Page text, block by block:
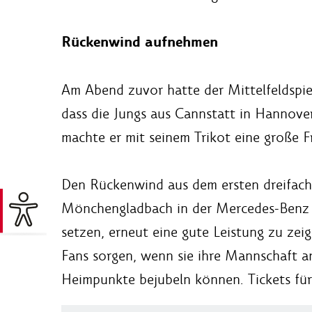
Rückenwind aufnehmen
Am Abend zuvor hatte der
dass die Jungs aus Cannstatt in
machte er mit seinem Trikot eine große
Den Rückenwind aus dem ersten
Mönchengladbach in der Mercedes-
setzen, erneut eine gute Leistung zu
Fans sorgen, wenn sie ihre Mannschaft
Heimpunkte bejubeln können. Tickets